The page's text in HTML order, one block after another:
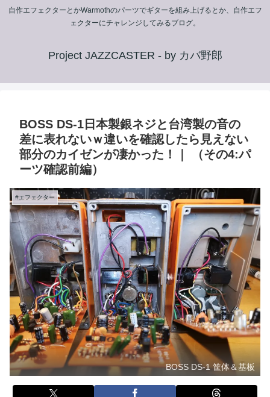
自作エフェクターとかWarmothのパーツでギターを組み上げるとか、自作エフ
ェクターにチャレンジしてみるブログ。
Project JAZZCASTER - by カバ野郎
BOSS DS-1日本製銀ネジと台湾製の音の
差に表れないｗ違いを確認したら見えない
部分のカイゼンが凄かった！｜ （その4:パ
ーツ確認前編）
#エフェクター
BOSS DS-1 筐体＆基板